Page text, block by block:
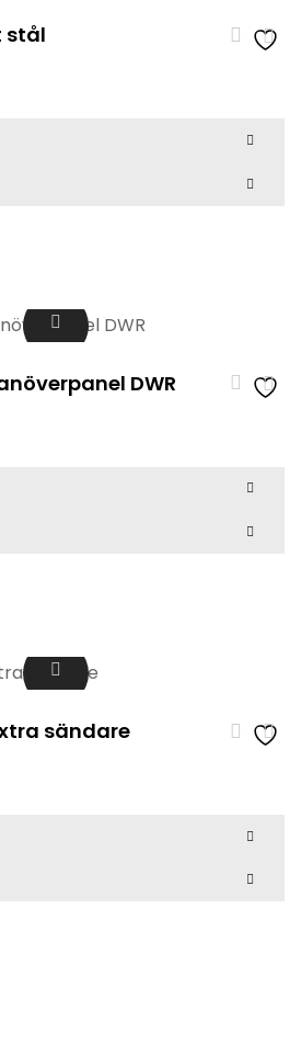
stål
DWR
sändare